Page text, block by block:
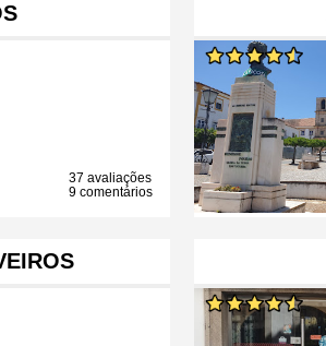
37 avaliações
9 comentários